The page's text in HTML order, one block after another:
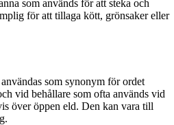
som används för att steka och
för att tillaga kött, grönsaker eller
som synonym för ordet
vid behållare som ofta används vid
över öppen eld. Den kan vara till